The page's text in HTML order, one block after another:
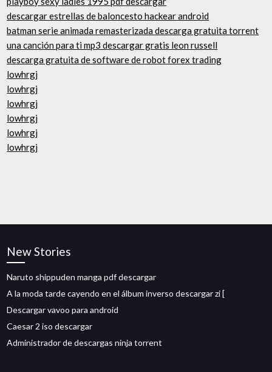
descargar estrellas de baloncesto hackear android
batman serie animada remasterizada descarga gratuita torrent
una canción para ti mp3 descargar gratis leon russell
descarga gratuita de software de robot forex trading
lowhrgj
lowhrgj
lowhrgj
lowhrgj
lowhrgj
lowhrgj
New Stories
Naruto shippuden manga pdf descargar
A la moda tarde cayendo en el álbum inverso descargar zi [
Descargar vavoo para android
Caesar 2 iso descargar
Administrador de descargas ninja torrent